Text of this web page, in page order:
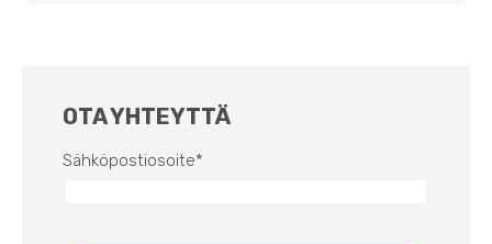
OTA YHTEYTTÄ
Sähköpostiosoite*